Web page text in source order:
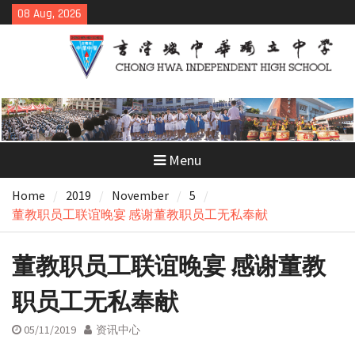
Skip
to
08 Aug, 2026
Menu
Home 2019 November
5
董教职员工联谊晚宴 感谢董教职员工无私奉献
董教职员工联谊晚宴 感谢董教
职员工无私奉献
05/11/2019 资讯中心